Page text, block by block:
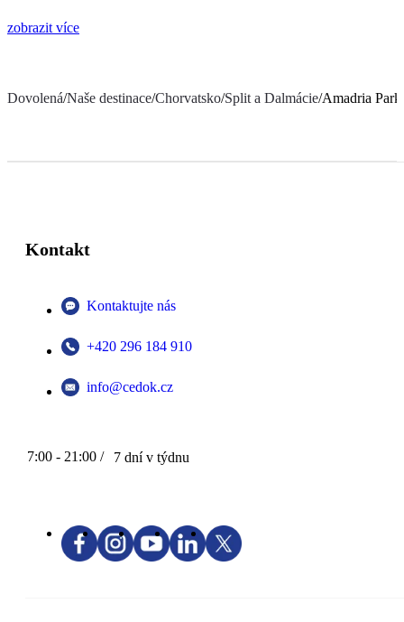
zobrazit více
Dovolená/Naše destinace/Chorvatsko/Split a Dalmácie/Amadria
Kontakt
Kontaktujte nás
+420 296 184 910
info@cedok.cz
7:00 - 21:00 / 7 dní v týdnu